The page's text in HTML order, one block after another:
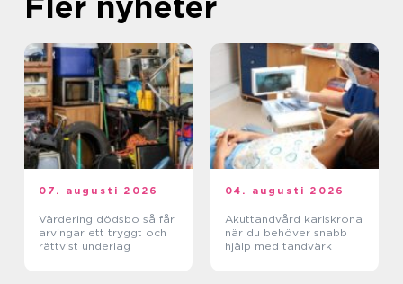
07. augusti 2026
Värdering dödsbo så får
arvingar ett tryggt och
rättvist underlag
04. augusti 2026
Akuttandvård karlskrona
när du behöver snabb
hjälp med tandvärk